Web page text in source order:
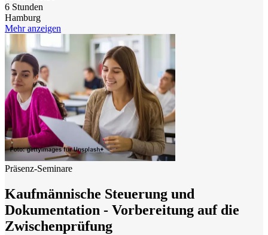
6 Stunden
Hamburg
Mehr anzeigen
Präsenz-Seminare
Kaufmännische Steuerung und
Dokumentation - Vorbereitung auf die
Zwischenprüfung